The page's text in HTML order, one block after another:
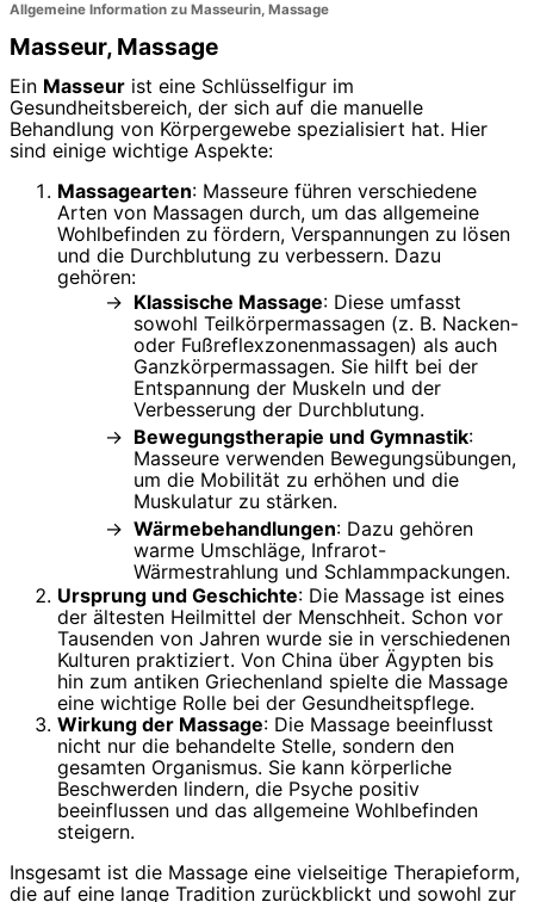
Allgemeine Information zu Masseurin, Massage
Masseur, Massage
Ein Masseur ist eine Schlüsselfigur im
Gesundheitsbereich, der sich auf die manuelle
Behandlung von Körpergewebe spezialisiert hat. Hier
sind einige wichtige Aspekte:
Massagearten: Masseure führen verschiedene
Arten von Massagen durch, um das allgemeine
Wohlbefinden zu fördern, Verspannungen zu lösen
und die Durchblutung zu verbessern. Dazu
gehören:
Klassische Massage: Diese umfasst
sowohl Teilkörpermassagen (z. B. Nacken-
oder Fußreflexzonenmassagen) als auch
Ganzkörpermassagen. Sie hilft bei der
Entspannung der Muskeln und der
Verbesserung der Durchblutung.
Bewegungstherapie und Gymnastik:
Masseure verwenden Bewegungsübungen,
um die Mobilität zu erhöhen und die
Muskulatur zu stärken.
Wärmebehandlungen: Dazu gehören
warme Umschläge, Infrarot-
Wärmestrahlung und Schlammpackungen.
Ursprung und Geschichte: Die Massage ist eines
der ältesten Heilmittel der Menschheit. Schon vor
Tausenden von Jahren wurde sie in verschiedenen
Kulturen praktiziert. Von China über Ägypten bis
hin zum antiken Griechenland spielte die Massage
eine wichtige Rolle bei der Gesundheitspflege.
Wirkung der Massage: Die Massage beeinflusst
nicht nur die behandelte Stelle, sondern den
gesamten Organismus. Sie kann körperliche
Beschwerden lindern, die Psyche positiv
beeinflussen und das allgemeine Wohlbefinden
steigern.
Insgesamt ist die Massage eine vielseitige Therapieform,
die auf eine lange Tradition zurückblickt und sowohl zur